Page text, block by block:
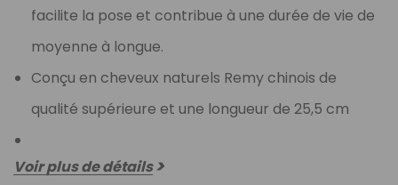
facilite la pose et contribue à une durée de vie de
moyenne à longue.
Conçu en cheveux naturels Remy chinois de
qualité supérieure et une longueur de 25,5 cm
Voir plus de détails